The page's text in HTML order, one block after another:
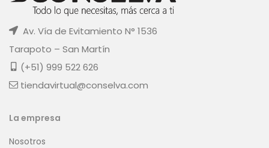
Av. Vía de Evitamiento N° 1536
Tarapoto – San Martín
(+51) 999 522 626
tiendavirtual@conselva.com
La empresa
Nosotros